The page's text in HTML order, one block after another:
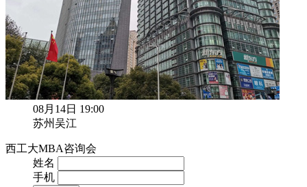
08月14日 19:00
苏州吴江
西工大MBA咨询会
姓名
手机